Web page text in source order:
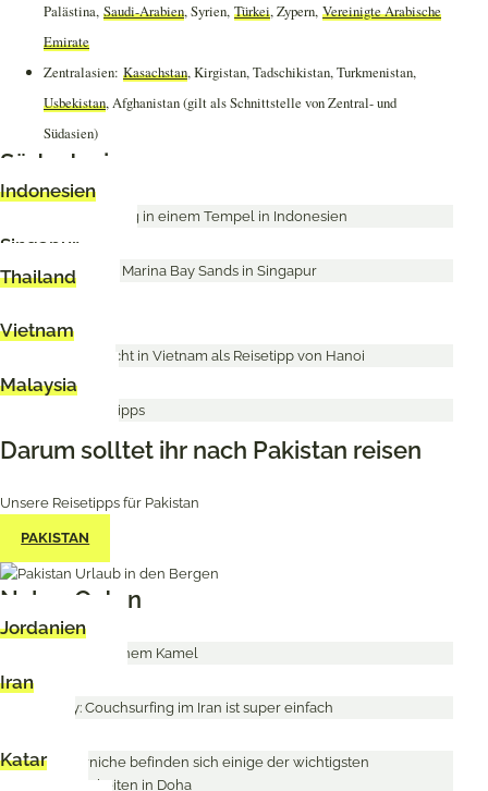
Palästina, Saudi-Arabien, Syrien, Türkei, Zypern, Vereinigte Arabische
Emirate
Zentralasien: Kasachstan, Kirgistan, Tadschikistan, Turkmenistan,
Usbekistan, Afghanistan (gilt als Schnittstelle von Zentral- und
Südasien)
Südostasien
Indonesien
Singapur
Thailand
Vietnam
Malaysia
Darum solltet ihr nach Pakistan reisen
Unsere Reisetipps für Pakistan
PAKISTAN
Naher Osten
Jordanien
Iran
Katar